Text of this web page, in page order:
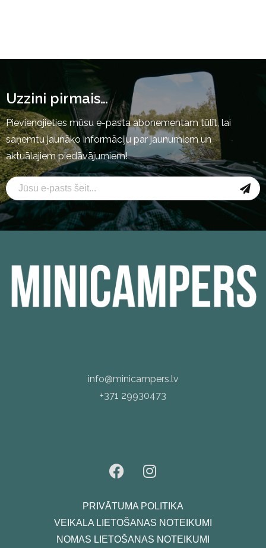
Uzzini pirmais…
Pievienojieties mūsu e-pasta abonementam tūlīt, lai
saņemtu jaunāko informāciju par jaunumiem un
aktuālajiem piedāvājumiem!
info@minicampers.lv
+371 29930473
PRIVĀTUMA POLITIKA
VEIKALA LIETOŠANAS NOTEIKUMI
NOMAS LIETOŠANAS NOTEIKUMI